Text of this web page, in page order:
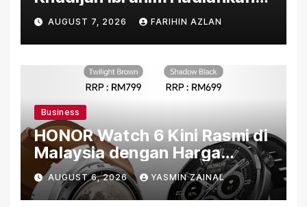
“Ibu Doa” sebagai Karya
Penuh Makna
AUGUST 7, 2026 FARIHIN AZLAN
Business
HONOR Watch 6 Kini Rasmi di
Malaysia dengan Harga
Bermula RM699
AUGUST 6, 2026 YASMIN ZAINAL